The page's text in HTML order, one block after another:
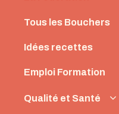
Instances
Tous les Bouchers
Idées recettes
Emploi Formation
Qualité et Santé